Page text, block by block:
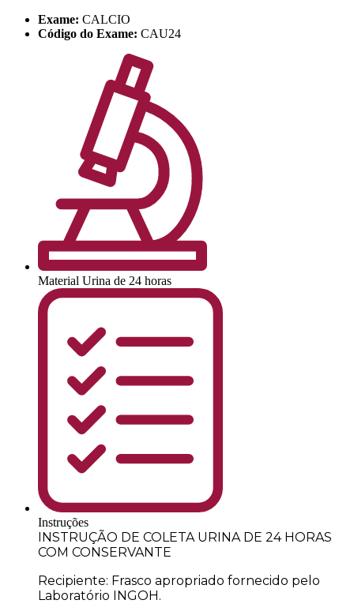
Exame: CALCIO
Código do Exame: CAU24
Material Urina de 24 horas
Instruções
INSTRUÇÃO DE COLETA URINA DE 24 HORAS
COM CONSERVANTE
Recipiente: Frasco apropriado fornecido pelo
Laboratório INGOH.